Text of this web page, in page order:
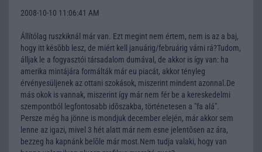
2008-10-10 11:06:41 AM
Állítólag ruszkiknál már van. Ezt megint nem értem, nem is az a baj,
hogy itt késõbb lesz, de miért kell januárig/februárig várni rá?Tudom,
álljak le a fogyasztói társadalom dumával, de akkor is így van: ha
amerika mintájára formálták már eu piacát, akkor tényleg
érvényesüljenek az ottani szokások, miszerint mindent azonnal.De
más okok is vannak, miszerint így már nem fér be a kereskedelmi
szempontból legfontosabb idõszakba, történetesen a "fa alá".
Persze még ha jönne is mondjuk december elején, már akkor sem
lenne az igazi, mivel 3 hét alatt már nem esne jelentõsen az ára,
bezzeg ha kapnánk belõle már most.Nem tudja valaki, hogy van